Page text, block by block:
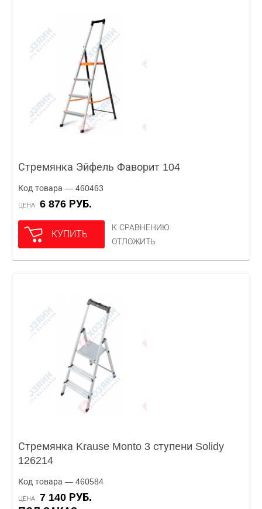
Стремянка Эйфель Фаворит 104
Код товара — 460463
ЦЕНА 6 876 РУБ.
КУПИТЬ
К СРАВНЕНИЮ
ОТЛОЖИТЬ
Стремянка Krause Monto 3 ступени Solidy
126214
Код товара — 460584
ЦЕНА
7 140 РУБ.